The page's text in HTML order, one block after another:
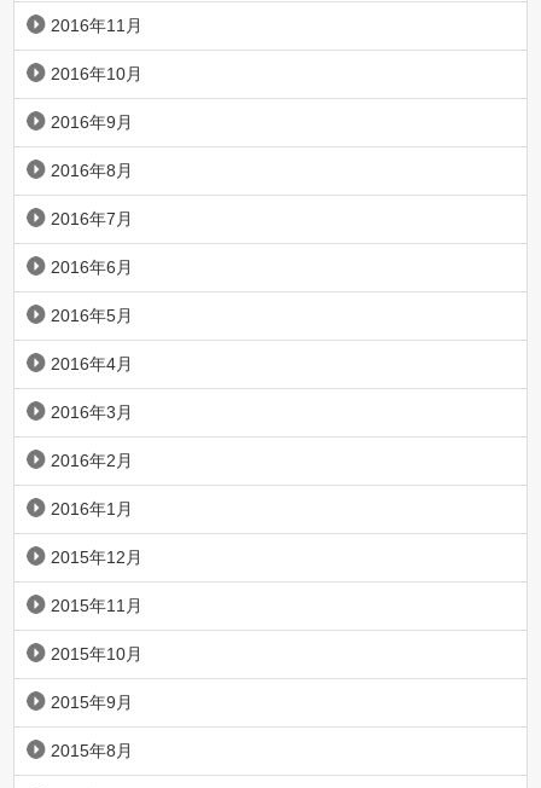
2016年11月
2016年10月
2016年9月
2016年8月
2016年7月
2016年6月
2016年5月
2016年4月
2016年3月
2016年2月
2016年1月
2015年12月
2015年11月
2015年10月
2015年9月
2015年8月